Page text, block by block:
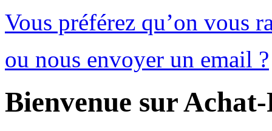
Vous préférez qu’on vous
ou nous envoyer un email ?
Bienvenue sur